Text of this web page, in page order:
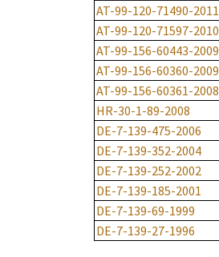
AT-99-120-71490-2011
AT-99-120-71597-2010
AT-99-156-60443-2009
AT-99-156-60360-2009
AT-99-156-60361-2008
HR-30-1-89-2008
DE-7-139-475-2006
DE-7-139-352-2004
DE-7-139-252-2002
DE-7-139-185-2001
DE-7-139-69-1999
DE-7-139-27-1996